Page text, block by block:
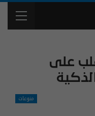
على
منوعات